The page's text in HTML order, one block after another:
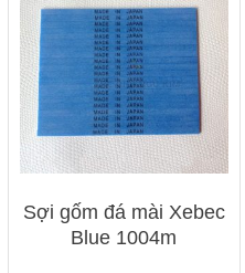
Sợi gốm đá mài Xebec
Blue 1004m